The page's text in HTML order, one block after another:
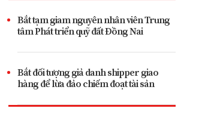
Bắt tạm giam nguyên nhân viên Trung
tâm Phát triển quỹ đất Đồng Nai
Bắt đối tượng giả danh shipper giao
hàng để lừa đảo chiếm đoạt tài sản